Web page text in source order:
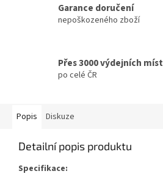
Garance doručení
nepoškozeného zboží
Přes 3000 výdejních míst
po celé ČR
Popis Diskuze
Detailní popis produktu
Specifikace: